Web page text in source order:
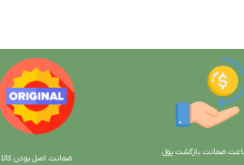
ت پول
ضمانت اصل بودن کالا